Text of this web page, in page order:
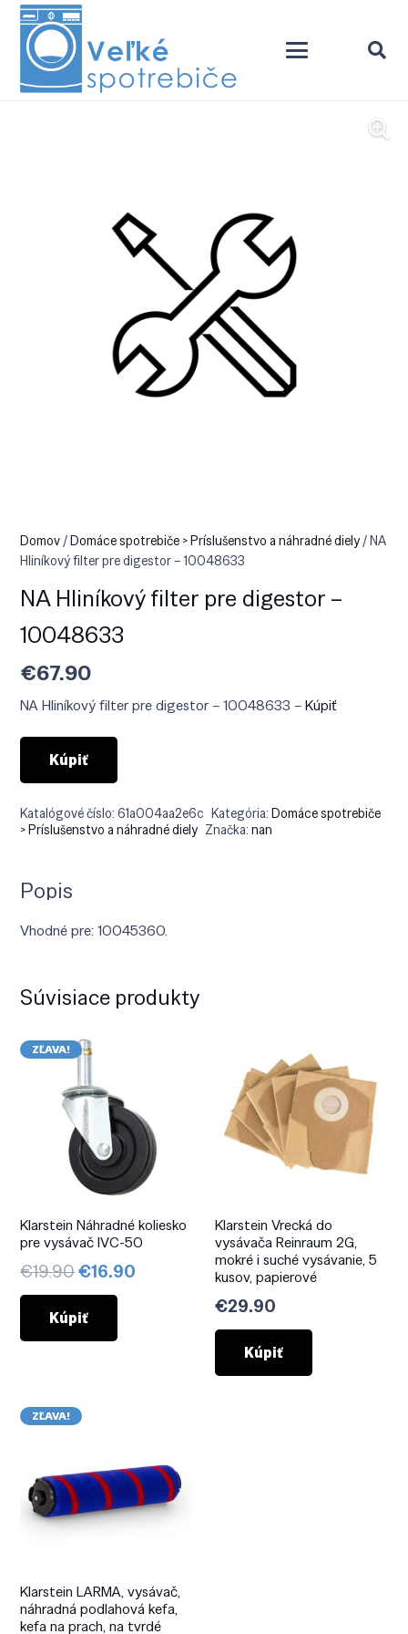
Domov/Domáce spotrebiče > Príslušenstvo a náhradné diely/ NA
Hliníkový filter pre digestor – 10048633
NA Hliníkový filter pre digestor –
10048633
€67.90
NA Hliníkový filter pre digestor – 10048633 –Kúpiť
Kúpiť
Katalógové číslo:61a004aa2e6c Kategória:Domáce spotrebiče
> Príslušenstvo a náhradné diely Značka:nan
Popis
Vhodné pre: 10045360.
Súvisiace produkty
ZĽAVA!
Klarstein Náhradné koliesko
pre vysávač IVC-50
€19.90Pôvodná
cena
bola:
€19.90.
€16.90
Kúpiť
Klarstein Vrecká do
vysávača Reinraum 2G,
mokré i suché vysávanie, 5
kusov, papierové
€29.90
Kúpiť
ZĽAVA!
Klarstein LARMA, vysávač,
náhradná podlahová kefa,
kefa na prach, na tvrdé